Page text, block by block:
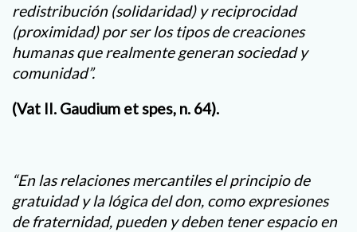
redistribución (solidaridad) y reciprocidad
(proximidad) por ser los tipos de creaciones
humanas que realmente generan sociedad y
comunidad”.
(Vat II. Gaudium et spes, n. 64).
“En las relaciones mercantiles el principio de
gratuidad y la lógica del don, como expresiones
de fraternidad, pueden y deben tener espacio en